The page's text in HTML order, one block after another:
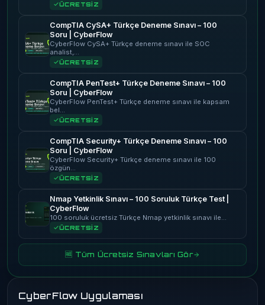
ÜCRETSİZ
CompTIA CySA+ Türkçe Deneme Sınavı – 100
Soru | CyberFlow
CyberFlow CySA+ Türkçe deneme sınavı ile SOC
analist,…
ÜCRETSİZ
CompTIA PenTest+ Türkçe Deneme Sınavı – 100
Soru | CyberFlow
CyberFlow PenTest+ Türkçe deneme sınavı ile kapsam
bel…
ÜCRETSİZ
CompTIA Security+ Türkçe Deneme Sınavı – 100
Soru | CyberFlow
CyberFlow Security+ Türkçe deneme sınavı ile 100
özgün…
ÜCRETSİZ
Nmap Yetkinlik Sınavı – 100 Soruluk Türkçe Test |
CyberFlow
100 soruluk ücretsiz Türkçe Nmap yetkinlik sınavı ile…
ÜCRETSİZ
🆓 Tüm Ücretsiz Sınavları Gör
CyberFlow Uygulaması